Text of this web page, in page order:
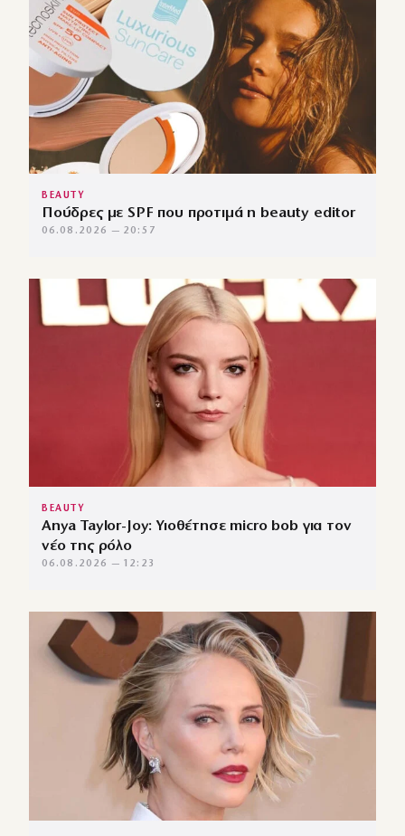
BEAUTY
Πούδρες με SPF που προτιμά η beauty editor
06.08.2026 — 20:57
BEAUTY
Anya Taylor-Joy: Υιοθέτησε micro bob για τον
νέο της ρόλο
06.08.2026 — 12:23